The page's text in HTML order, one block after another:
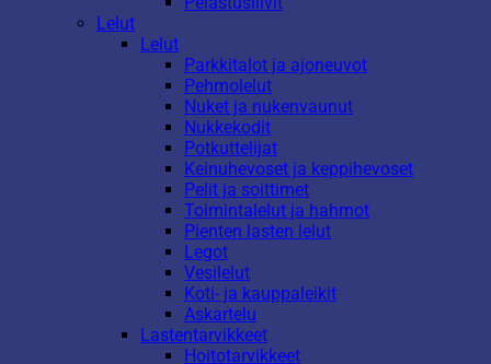
Lelut
Lelut
Parkkitalot ja ajoneuvot
Pehmolelut
Nuket ja nukenvaunut
Nukkekodit
Potkuttelijat
Keinuhevoset ja keppihevoset
Pelit ja soittimet
Toimintalelut ja hahmot
Pienten lasten lelut
Legot
Vesilelut
Koti- ja kauppaleikit
Askartelu
Lastentarvikkeet
Hoitotarvikkeet